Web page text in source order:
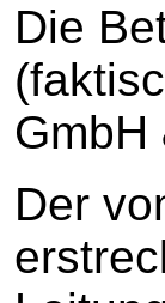
Die
GmbH
Der